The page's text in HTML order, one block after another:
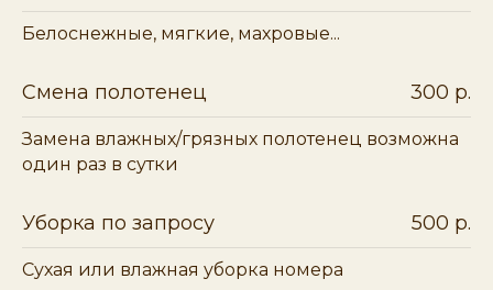
Белоснежные, мягкие, махровые...
Смена полотенец 300 р.
Замена влажных/грязных полотенец возможна
один раз в сутки
Уборка по запросу 500 р.
Сухая или влажная уборка номера